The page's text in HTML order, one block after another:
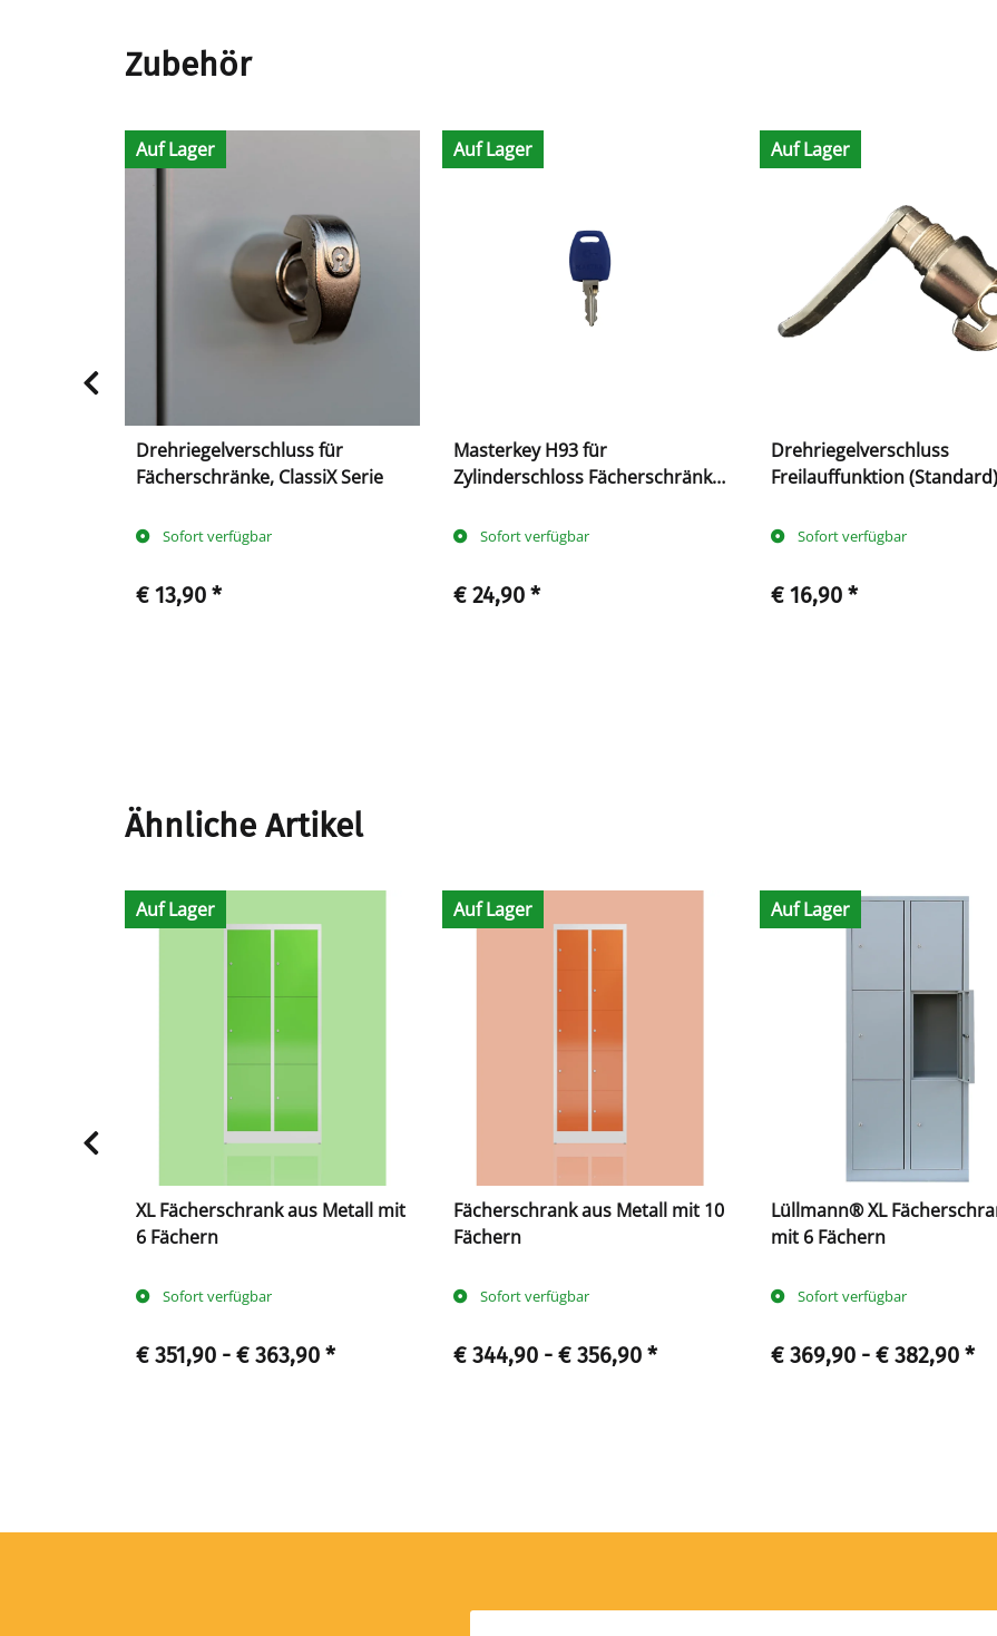
Zubehör
Auf Lager
Drehriegelverschluss für
Fächerschränke, ClassiX Serie
Sofort verfügbar
€ 13,90 *
Auf Lager
Masterkey H93 für
Zylinderschloss Fächerschränke
Sofort verfügbar
€ 24,90 *
Auf Lager
Drehriegelverschluss
Freilauffunktion (Standard)
Sofort verfügbar
€ 16,90 *
Ähnliche Artikel
Auf Lager
XL Fächerschrank aus Metall mit
6 Fächern
Sofort verfügbar
€ 351,90 - € 363,90 *
Auf Lager
Fächerschrank aus Metall mit 10
Fächern
Sofort verfügbar
€ 344,90 - € 356,90 *
Auf Lager
Lüllmann® XL
mit 6 Fächern
Sofort verfügbar
€ 369,90 - € 382,90 *